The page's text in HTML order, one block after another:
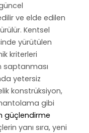
ve elde edilen
Kentsel
yürütülen
kriterleri
saptanması
yetersiz
konstrüksiyon,
gibi
güçlendirme
yanı sıra, yeni